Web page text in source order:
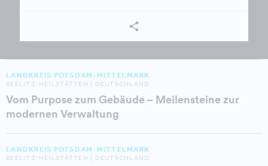
LANDKREIS POTSDAM-MITTELMARK
BEELITZ-HEILSTÄTTEN | DEUTSCHLAND
Vom Purpose zum Gebäude – Meilensteine zur
modernen Verwaltung
LANDKREIS POTSDAM-MITTELMARK
BEELITZ-HEILSTÄTTEN | DEUTSCHLAND